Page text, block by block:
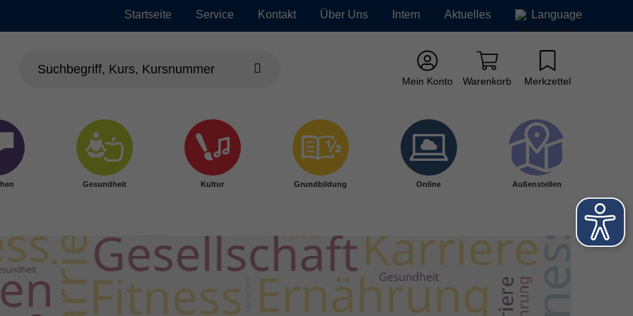
Startseite Service Kontakt Über Uns Intern Aktuelles Language
Mein Konto Warenkorb Merkzettel
Gesundheit Kultur Grundbildung Online Außenstellen